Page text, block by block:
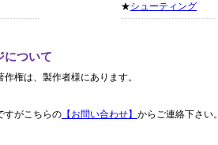
★シューティング
ついて
権は、製作者様にあります。
すがこちらの 【お問い合わせ】 からご連絡下さい。